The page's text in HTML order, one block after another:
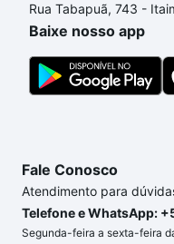
Rua Tabapuã, 743 -
Baixe nosso app
Fale Conosco
Atendimento para
Telefone e WhatsApp:
Segunda-feira a sexta-feira